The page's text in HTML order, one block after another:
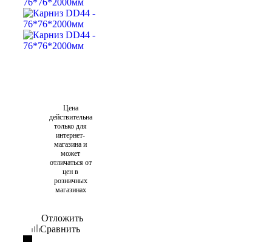
Цена
действительна
только для
интернет-
магазина и
может
отличаться от
цен в
розничных
магазинах
Отложить
Сравнить